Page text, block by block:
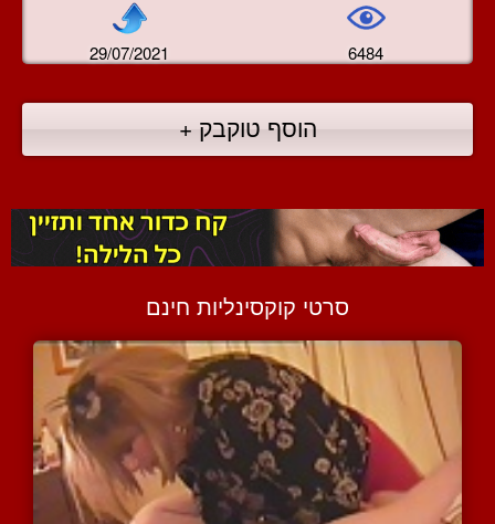
29/07/2021 6484
הוסף טוקבק +
סרטי קוקסינליות חינם